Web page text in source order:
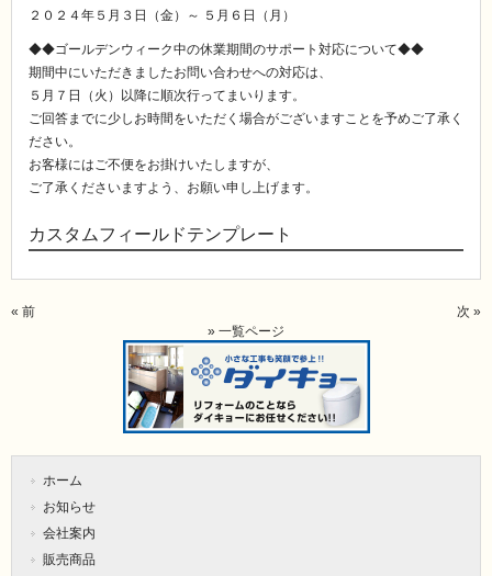
２０２４年５月３日（金）～ ５月６日（月）
◆◆ゴールデンウィーク中の休業期間のサポート対応について◆◆
期間中にいただきましたお問い合わせへの対応は、
５月７日（火）以降に順次行ってまいります。
ご回答までに少しお時間をいただく場合がございますことを予めご了承く
ださい。
お客様にはご不便をお掛けいたしますが、
ご了承くださいますよう、お願い申し上げます。
カスタムフィールドテンプレート
« 前
次 »
» 一覧ページ
ホーム
お知らせ
会社案内
販売商品